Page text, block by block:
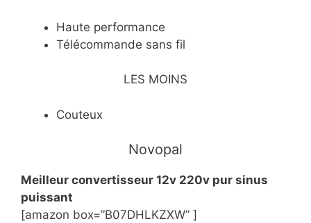
Haute performance
Télécommande sans fil
LES MOINS
Couteux
Novopal
Meilleur convertisseur 12v 220v pur sinus
puissant
[amazon box=”B07DHLKZXW” ]